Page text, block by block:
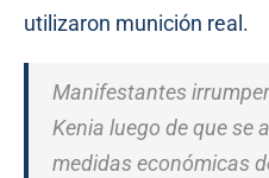
utilizaron munición real.
Manifestantes
Kenia luego de que se
medidas económicas